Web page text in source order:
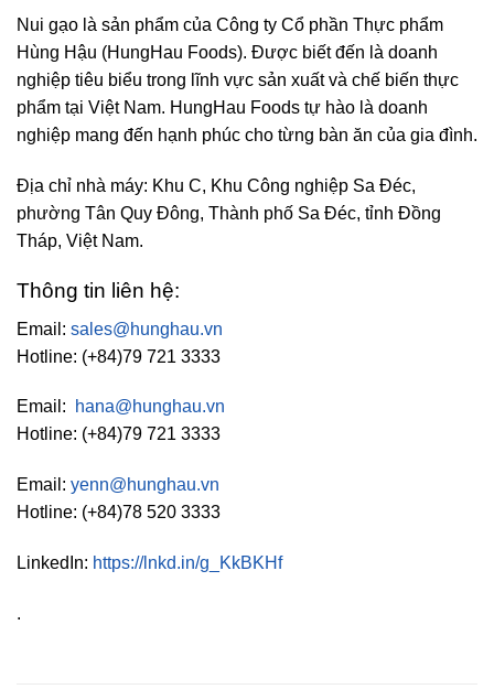
Nui gạo là sản phẩm của Công ty Cổ phần Thực phẩm
Hùng Hậu (HungHau Foods). Được biết đến là doanh
nghiệp tiêu biểu trong lĩnh vực sản xuất và chế biến thực
phẩm tại Việt Nam. HungHau Foods tự hào là doanh
nghiệp mang đến hạnh phúc cho từng bàn ăn của gia đình.
Địa chỉ nhà máy: Khu C, Khu Công nghiệp Sa Đéc,
phường Tân Quy Đông, Thành phố Sa Đéc, tỉnh Đồng
Tháp, Việt Nam.
Thông tin liên hệ:
Email: sales@hunghau.vn
Hotline: (+84)79 721 3333
Email:
hana@hunghau.vn
Hotline: (+84)79 721 3333
Email: yenn@hunghau.vn
Hotline: (+84)78 520 3333
LinkedIn: https://lnkd.in/g_KkBKHf
.